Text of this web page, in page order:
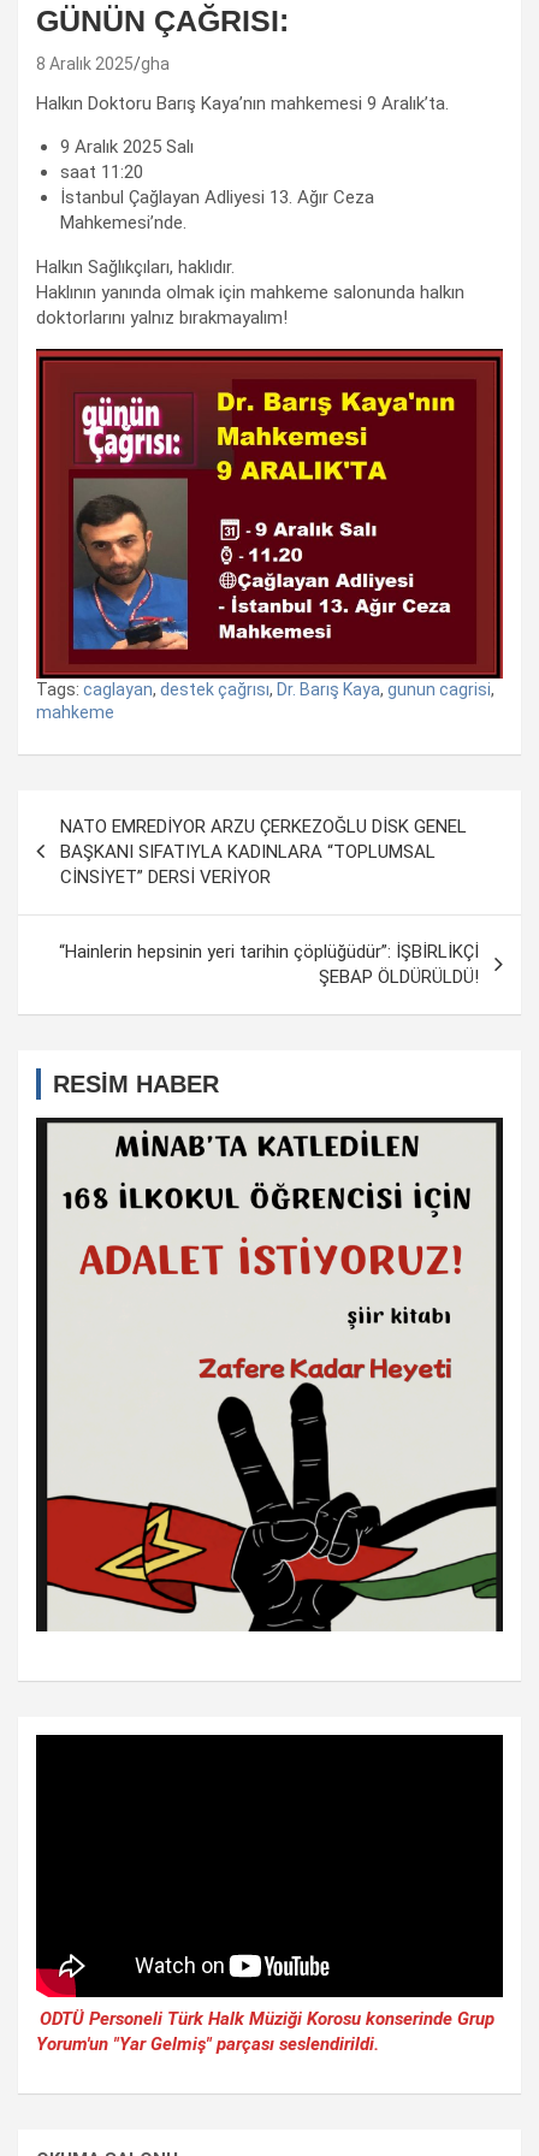
GÜNÜN ÇAĞRISI:
8 Aralık 2025 gha
Halkın Doktoru Barış Kaya’nın mahkemesi 9 Aralık’ta.
9 Aralık 2025 ⁮Salı
saat 11:20
İstanbul Çağlayan Adliyesi 13. Ağır Ceza
Mahkemesi’nde.
Halkın Sağlıkçıları, haklıdır.
Haklının yanında olmak için mahkeme salonunda halkın
doktorlarını yalnız bırakmayalım!
Tags: caglayan, destek çağrısı, Dr. Barış Kaya, gunun cagrisi,
mahkeme
dolaşımı
NATO EMREDİYOR ARZU ÇERKEZOĞLU DİSK GENEL
BAŞKANI SIFATIYLA KADINLARA “TOPLUMSAL
CİNSİYET” DERSİ VERİYOR
“Hainlerin hepsinin yeri tarihin çöplüğüdür”: İŞBİRLİKÇİ
ŞEBAP ÖLDÜRÜLDÜ!
RESİM HABER
ODTÜ Personeli Türk Halk Müziği Korosu konserinde Grup
Yorum'un "Yar Gelmiş" parçası seslendirildi.